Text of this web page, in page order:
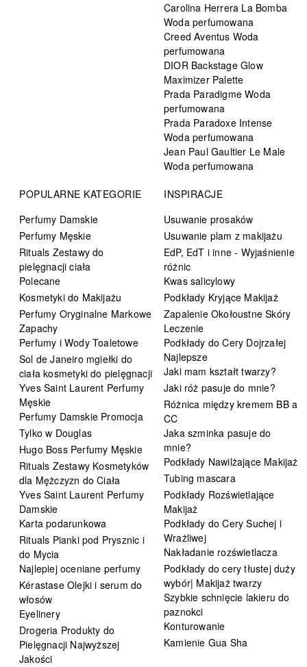
Carolina Herrera La Bomba
Woda perfumowana
Creed Aventus Woda
perfumowana
DIOR Backstage Glow
Maximizer Palette
Prada Paradigme Woda
perfumowana
Prada Paradoxe Intense
Woda perfumowana
Jean Paul Gaultier Le Male
Woda perfumowana
POPULARNE KATEGORIE
Perfumy Damskie
Perfumy Męskie
Rituals Zestawy do
pielęgnacji ciała
Polecane
Kosmetyki do Makijażu
Perfumy Oryginalne Markowe
Zapachy
Perfumy i Wody Toaletowe
Sol de Janeiro mgiełki do
ciała kosmetyki do pielęgnacji
Yves Saint Laurent Perfumy
Męskie
Perfumy Damskie Promocja
Tylko w Douglas
Hugo Boss Perfumy Męskie
Rituals Zestawy Kosmetyków
dla Mężczyzn do Ciała
Yves Saint Laurent Perfumy
Damskie
Karta podarunkowa
Rituals Pianki pod Prysznic i
do Mycia
Najlepiej oceniane perfumy
Kérastase Olejki i serum do
włosów
Eyelinery
Drogeria Produkty do
Pielęgnacji Najwyższej
Jakości
INSPIRACJE
Usuwanie prosaków
Usuwanie plam z makijażu
EdP, EdT i inne - Wyjaśnienie
różnic
Kwas salicylowy
Podkłady Kryjące Makijaż
Zapalenie Okołoustne Skóry
Leczenie
Podkłady do Cery Dojrzałej
Najlepsze
Jaki mam kształt twarzy?
Jaki róż pasuje do mnie?
Różnica między kremem BB a
CC
Jaka szminka pasuje do
mnie?
Podkłady Nawilżające Makijaż
Tubing mascara
Podkłady Rozświetlające
Makijaż
Podkłady do Cery Suchej i
Wrażliwej
Nakładanie rozświetlacza
Podkłady do cery tłustej duży
wybór| Makijaż twarzy
Szybkie schnięcie lakieru do
paznokci
Konturowanie
Kamienie Gua Sha